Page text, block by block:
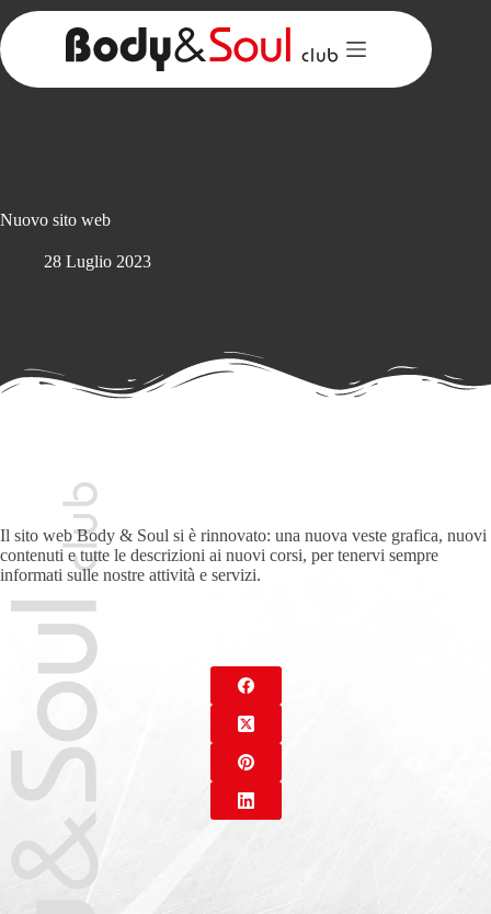
Salta
al
contenuto
Nuovo sito web
28 Luglio 2023
Il sito web Body & Soul si è rinnovato: una nuova veste grafica, nuovi
contenuti e tutte le descrizioni ai nuovi corsi, per tenervi sempre
informati sulle nostre attività e servizi.